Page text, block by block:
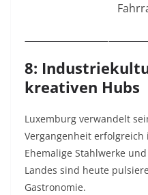
8:
kreativen Hubs
Luxemburg verwandelt
Vergangenheit
Ehemalige Stahlwerke
Landes sind heute
Gastronomie.